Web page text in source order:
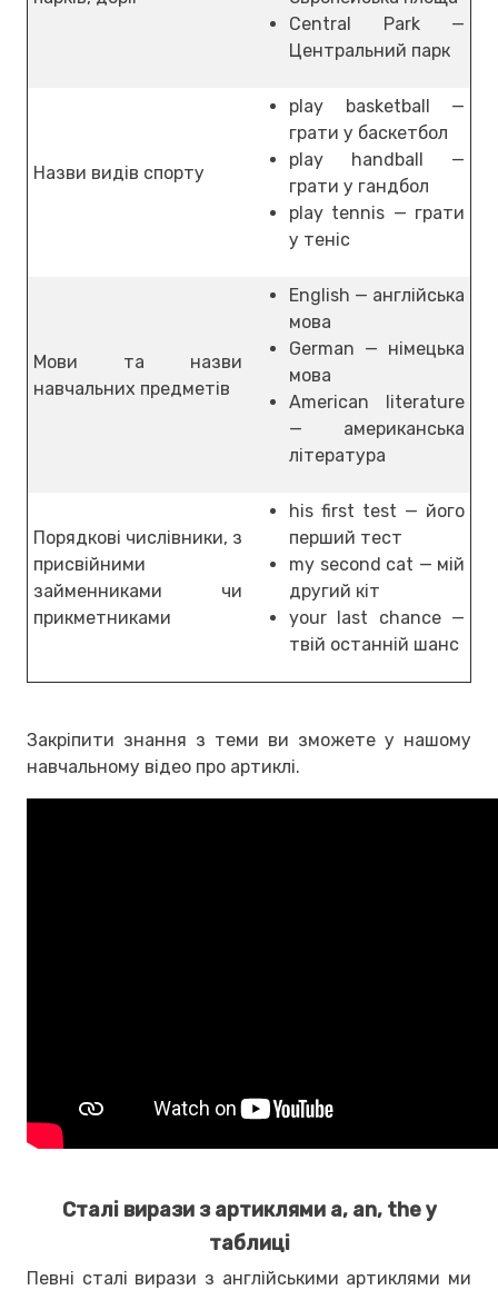
Central Park —
Центральний парк
Назви видів спорту
play basketball —
грати у баскетбол
play handball —
грати у гандбол
play tennis — грати
у теніс
Мови та назви
навчальних предметів
English — англійська
мова
German — німецька
мова
American literature
— американська
література
Порядкові числівники, з
присвійними
займенниками чи
прикметниками
his first test — його
перший тест
my second cat — мій
другий кіт
your last chance —
твій останній шанс
Закріпити знання з теми ви зможете у нашому
навчальному відео про артиклі.
Сталі вирази з артиклями a, an, the у
таблиці
Певні сталі вирази з англійськими артиклями ми